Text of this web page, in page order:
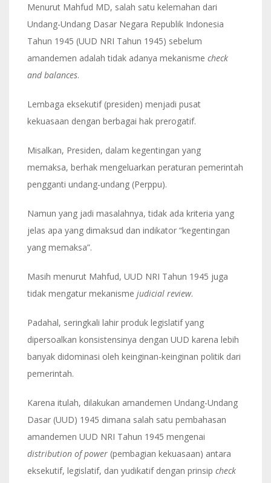
Menurut Mahfud MD, salah satu kelemahan dari
Undang-Undang Dasar Negara Republik Indonesia
Tahun 1945 (UUD NRI Tahun 1945) sebelum
amandemen adalah tidak adanya mekanisme check
and balances.
Lembaga eksekutif (presiden) menjadi pusat
kekuasaan dengan berbagai hak prerogatif.
Misalkan, Presiden, dalam kegentingan yang
memaksa, berhak mengeluarkan peraturan pemerintah
pengganti undang-undang (Perppu).
Namun yang jadi masalahnya, tidak ada kriteria yang
jelas apa yang dimaksud dan indikator “kegentingan
yang memaksa”.
Masih menurut Mahfud, UUD NRI Tahun 1945 juga
tidak mengatur mekanisme judicial review.
Padahal, seringkali lahir produk legislatif yang
dipersoalkan konsistensinya dengan UUD karena lebih
banyak didominasi oleh keinginan-keinginan politik dari
pemerintah.
Karena itulah, dilakukan amandemen Undang-Undang
Dasar (UUD) 1945 dimana salah satu pembahasan
amandemen UUD NRI Tahun 1945 mengenai
distribution of power (pembagian kekuasaan) antara
eksekutif, legislatif, dan yudikatif dengan prinsip check